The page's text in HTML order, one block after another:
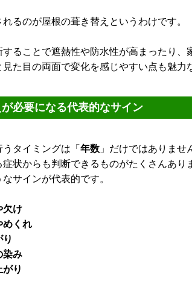
るのが屋根の葺き替えというわけです。
することで遮熱性や防水性が高まったり、
見た目の両面で変化を感じやすい点も魅力
必要になる代表的なサイン
タイミングは「 年数 」だけではありませ
状からも判断できるものがたくさんあり
サインが代表的です。
欠け
めくれ
り
染み
がり